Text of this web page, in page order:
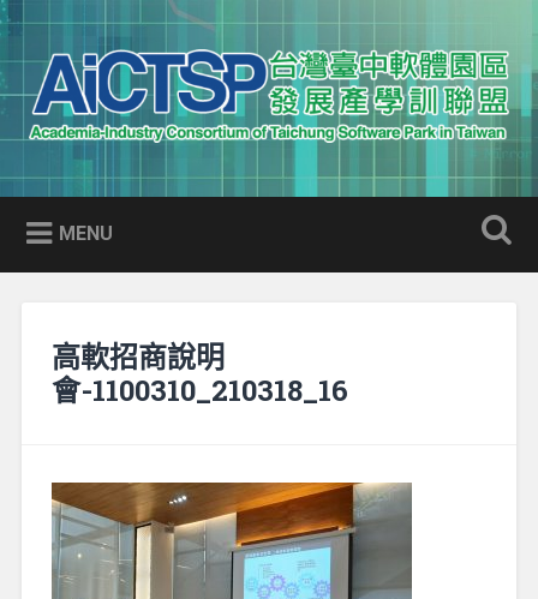
Skip
to
content
Search
AICTSP 台灣臺中軟體園區發展
產學訓聯盟
Academia-Industry Consortium of Taichung Software Park
in Taiwan
MENU
高軟招商說明
會-1100310_210318_16